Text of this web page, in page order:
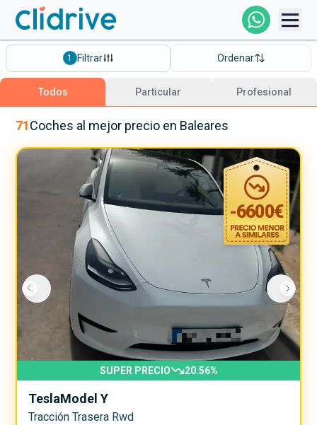
Comprar Coche
Todos Los Coches
Profesional
Financiación
1 Filtrar Ordenar
Todos Particular Profesional
71Coches al mejor precio en Baleares
-6600€
SUPER PRECIO 20.56%
TeslaModel Y
Tracción Trasera Rwd